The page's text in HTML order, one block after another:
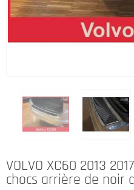
VOLVO XC60 2013
chocs arrière de noir